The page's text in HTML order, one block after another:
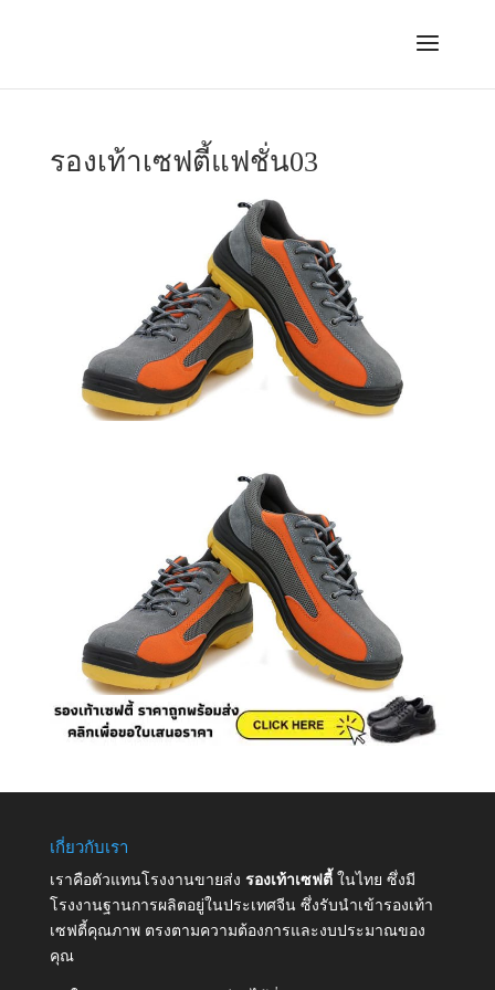
รองเท้าเซฟตี้แฟชั่น03
เกี่ยวกับเรา
เราคือตัวแทนโรงงานขายส่ง รองเท้าเซฟตี้ ในไทย ซึ่งมี
โรงงานฐานการผลิตอยู่ในประเทศจีน ซึ่งรับนำเข้ารองเท้า
เซฟตี้คุณภาพ ตรงตามความต้องการและงบประมาณของ
คุณ